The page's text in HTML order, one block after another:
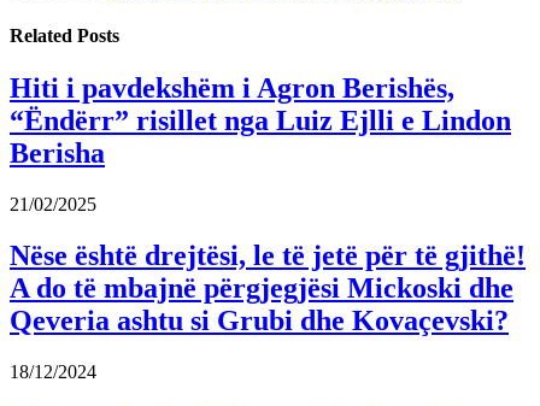
Related Posts
Hiti i pavdekshëm i Agron Berishës,
“Ëndërr” risillet nga Luiz Ejlli e Lindon
Berisha
21/02/2025
Nëse është drejtësi, le të jetë për të gjithë!
A do të mbajnë përgjegjësi Mickoski dhe
Qeveria ashtu si Grubi dhe Kovaçevski?
18/12/2024